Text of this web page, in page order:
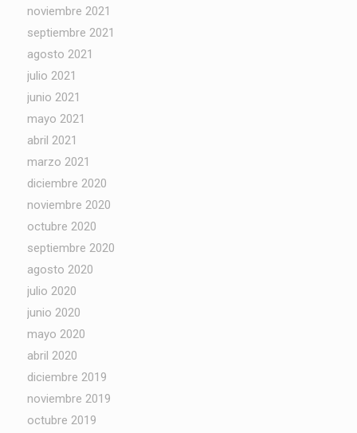
noviembre 2021
septiembre 2021
agosto 2021
julio 2021
junio 2021
mayo 2021
abril 2021
marzo 2021
diciembre 2020
noviembre 2020
octubre 2020
septiembre 2020
agosto 2020
julio 2020
junio 2020
mayo 2020
abril 2020
diciembre 2019
noviembre 2019
octubre 2019